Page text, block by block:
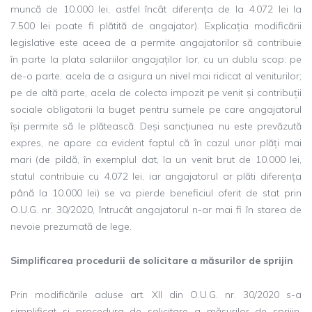
muncă de 10.000 lei, astfel încât diferența de la 4.072 lei la
7.500 lei poate fi plătită de angajator). Explicația modificării
legislative este aceea de a permite angajatorilor să contribuie
în parte la plata salariilor angajaților lor, cu un dublu scop: pe
de-o parte, acela de a asigura un nivel mai ridicat al veniturilor;
pe de altă parte, acela de colecta impozit pe venit și contribuții
sociale obligatorii la buget pentru sumele pe care angajatorul
își permite să le plătească. Deși sancțiunea nu este prevăzută
expres, ne apare ca evident faptul că în cazul unor plăți mai
mari (de pildă, în exemplul dat, la un venit brut de 10.000 lei,
statul contribuie cu 4.072 lei, iar angajatorul ar plăti diferența
până la 10.000 lei) se va pierde beneficiul oferit de stat prin
O.U.G. nr. 30/2020, întrucât angajatorul n-ar mai fi în starea de
nevoie prezumată de lege.
Simplificarea procedurii de solicitare a măsurilor de sprijin
Prin modificările aduse art. XII din O.U.G. nr. 30/2020 s-a